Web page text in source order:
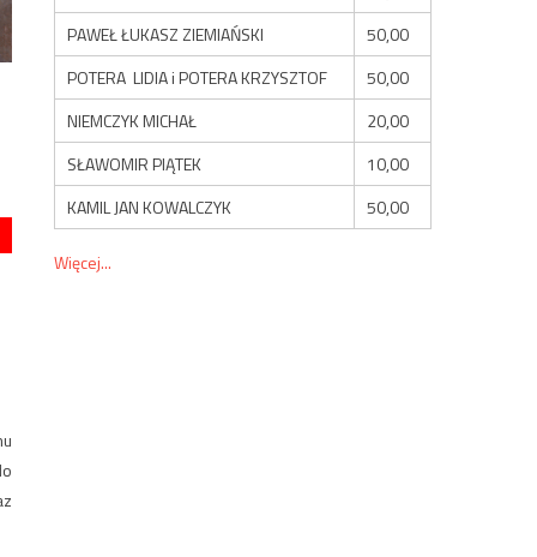
PAWEŁ ŁUKASZ ZIEMIAŃSKI
50,00
POTERA LIDIA i POTERA KRZYSZTOF
50,00
NIEMCZYK MICHAŁ
20,00
SŁAWOMIR PIĄTEK
10,00
KAMIL JAN KOWALCZYK
50,00
Więcej...